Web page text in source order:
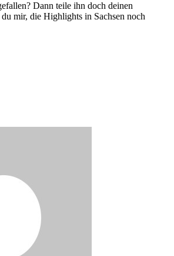
Dann teile ihn doch deinen
mir, die Highlights in Sachsen noch